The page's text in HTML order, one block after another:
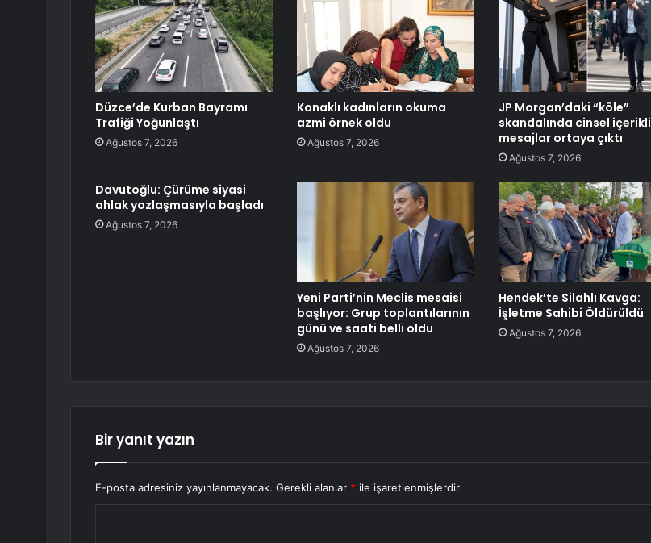
Düzce’de Kurban Bayramı
Trafiği Yoğunlaştı
Ağustos 7, 2026
Konaklı kadınların okuma
azmi örnek oldu
Ağustos 7, 2026
JP Morgan’daki “köle”
skandalında cinsel içerikli
mesajlar ortaya çıktı
Ağustos 7, 2026
Davutoğlu: Çürüme siyasi
ahlak yozlaşmasıyla başladı
Ağustos 7, 2026
Yeni Parti’nin Meclis mesaisi
başlıyor: Grup toplantılarının
günü ve saati belli oldu
Ağustos 7, 2026
Hendek’te Silahlı Kavga:
İşletme Sahibi Öldürüldü
Ağustos 7, 2026
Bir yanıt yazın
E-posta adresiniz yayınlanmayacak. Gerekli alanlar * ile işaretlenmişlerdir